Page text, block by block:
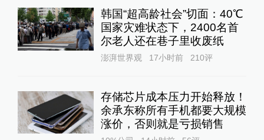
韩国“超高龄社会”切面：40℃
国家灾难状态下，2400名首
尔老人还在巷子里收废纸
澎湃世界观 17小时前 210评
存储芯片成本压力开始释放！
余承东称所有手机都要大规模
涨价，否则就是亏损销售